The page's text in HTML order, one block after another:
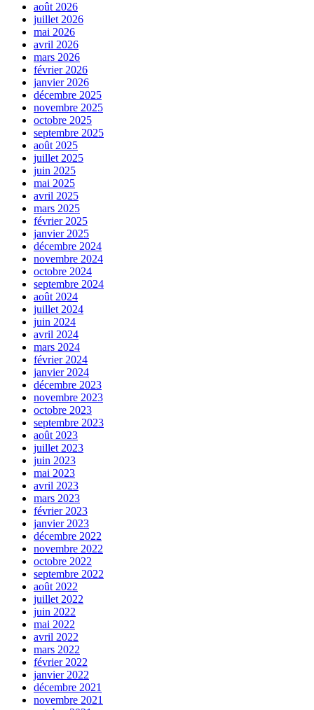
août 2026
juillet 2026
mai 2026
avril 2026
mars 2026
février 2026
janvier 2026
décembre 2025
novembre 2025
octobre 2025
septembre 2025
août 2025
juillet 2025
juin 2025
mai 2025
avril 2025
mars 2025
février 2025
janvier 2025
décembre 2024
novembre 2024
octobre 2024
septembre 2024
août 2024
juillet 2024
juin 2024
avril 2024
mars 2024
février 2024
janvier 2024
décembre 2023
novembre 2023
octobre 2023
septembre 2023
août 2023
juillet 2023
juin 2023
mai 2023
avril 2023
mars 2023
février 2023
janvier 2023
décembre 2022
novembre 2022
octobre 2022
septembre 2022
août 2022
juillet 2022
juin 2022
mai 2022
avril 2022
mars 2022
février 2022
janvier 2022
décembre 2021
novembre 2021